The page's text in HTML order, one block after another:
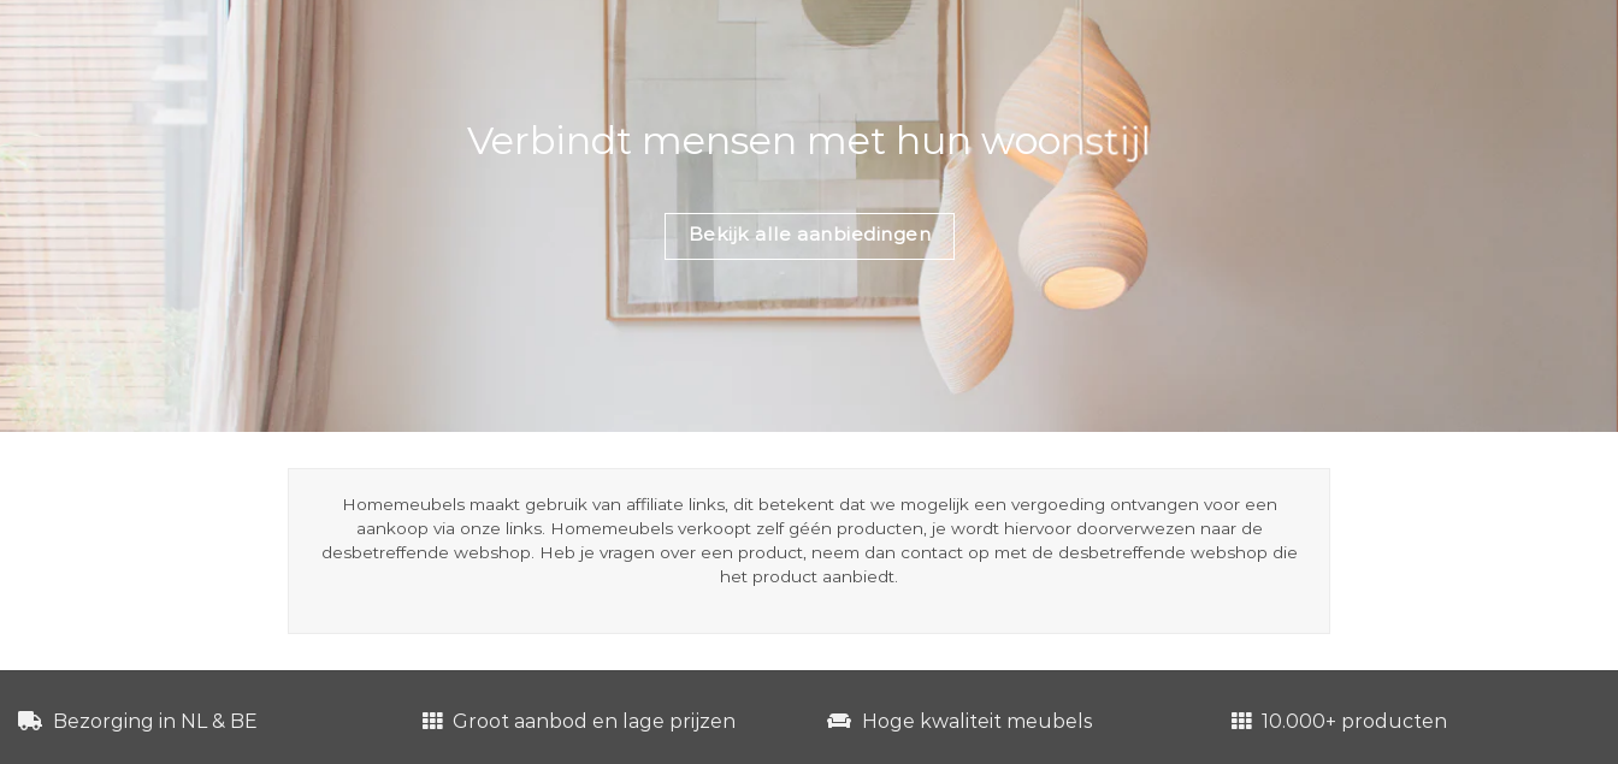
Verbindt mensen met hun woonstijl
Bekijk alle aanbiedingen
Homemeubels maakt gebruik van affiliate links, dit betekent dat we mogelijk een vergoeding ontvangen voor een
aankoop via onze links. Homemeubels verkoopt zelf géén producten, je wordt hiervoor doorverwezen naar de
desbetreffende webshop. Heb je vragen over een product, neem dan contact op met de desbetreffende webshop die
het product aanbiedt.
Bezorging in NL & BE Groot aanbod en lage prijzen Hoge kwaliteit meubels 10.000+ producten